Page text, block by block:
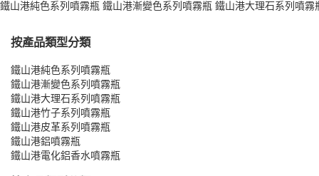
鐵山港純色系列噴霧瓶 鐵山港漸變色系列噴霧瓶 鐵山港大理石系列噴霧
按產品類型分類
鐵山港純色系列噴霧瓶
鐵山港漸變色系列噴霧瓶
鐵山港大理石系列噴霧瓶
鐵山港竹子系列噴霧瓶
鐵山港皮革系列噴霧瓶
鐵山港鋁噴霧瓶
鐵山港電化鋁香水噴霧瓶